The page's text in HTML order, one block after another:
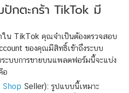
กตะกร้า TikTok มี
ใน TikTok คุณจำเป็นต้องตรวจสอบ
ของคุณมีสิทธิ์เข้าถึงระบบ
ะบบการขายบนแพลตฟอร์มนี้จะแบ่ง
อ
Shop Seller): รูปแบบนี้เหมาะ